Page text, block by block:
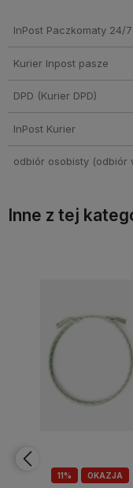
InPost Paczkomaty 24/7
Kurier Inpost pasze
DPD (Kurier DPD)
InPost Kurier
odbiór osobisty(odbiór
Inne z tej
10% OKAZJA